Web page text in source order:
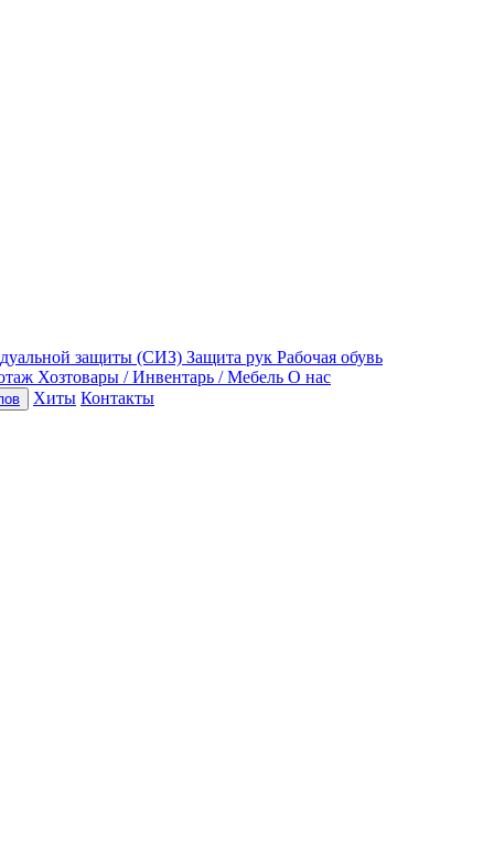
защиты (СИЗ) Защита рук Рабочая обувь
Хозтовары / Инвентарь / Мебель О нас
Хиты Контакты